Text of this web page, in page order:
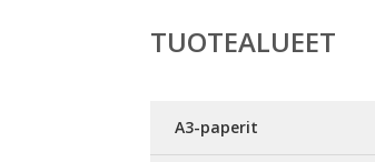
TUOTEALUEET
A3-paperit